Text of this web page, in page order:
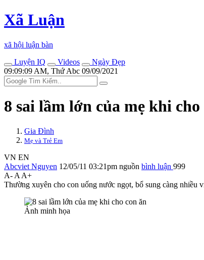
Xã Luận
xã hội luận bàn
Luyện IQ
Videos
Ngày Đẹp
09:09:09 AM, Thứ Abc 09/09/2021
8 sai lầm lớn của mẹ khi cho
Gia Đình
Mẹ và Trẻ Em
VN EN
Abcviet Nguyen 12/05/11 03:21pm nguồn bình luận 999
A- A A+
Thường xuyên cho con uống nước ngọt, bổ sung càng nhiều
Ảnh minh họa